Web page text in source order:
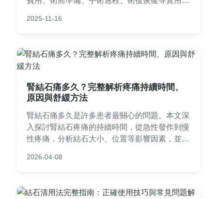
石手術，做出明智決定。
2025-11-16
腎結石痛多久？完整解析疼痛持續時間、
原因與舒緩方法
腎結石痛多久是許多患者最關心的問題。本文深
入探討腎結石疼痛的持續時間，從急性發作到慢
性疼痛，分析結石大小、位置等影響因素，並提
同時解答常見疑問，幫助您有效管理疼痛，加快
2026-04-08